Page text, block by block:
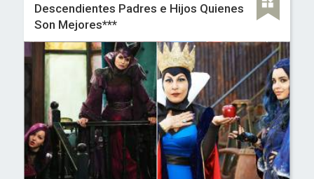
Descendientes Padres e Hijos Quienes
Son Mejores***